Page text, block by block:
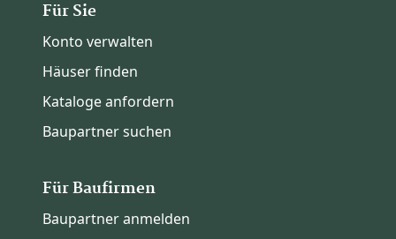
Für Sie
Konto verwalten
Häuser finden
Kataloge anfordern
Baupartner suchen
Für Baufirmen
Baupartner anmelden